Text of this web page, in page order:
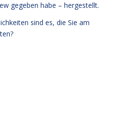
gegeben habe – hergestellt.
sind es, die Sie am